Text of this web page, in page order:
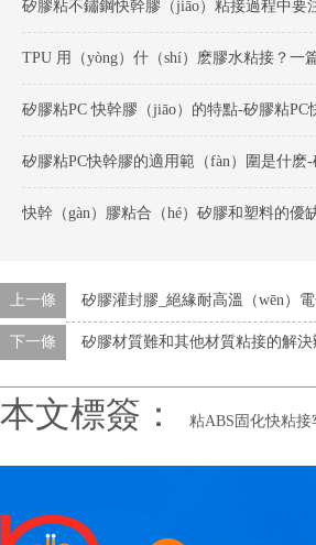
TPU 用（yòng）什（shí）麽膠水粘接？一
矽膠粘PC 快幹膠（jiāo）的特點-矽膠粘PC
矽膠粘PC快幹膠的適用範（fàn）圍是什麽-
快幹（gàn）膠粘合（hé）矽膠和塑料的優
上一條 矽膠灌封膠_絕緣耐高溫（wēn）
下一條 矽膠材質難和其他材質粘接的解決
本文標簽： 粘ABS固化快粘